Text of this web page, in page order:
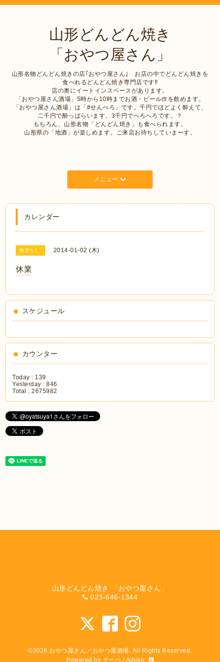
山形どんどん焼き
「おやつ屋さん」
山形名物どんどん焼きの店｢おやつ屋さん｣ お店の中でどんどん焼きを
食べれるどんどん焼き専門店です‼︎
店の奥にイートインスペースがあります。
「おやつ屋さん酒場」5時から10時までお酒・ビール🍺を飲めます。
「おやつ屋さん酒場」は「#せんべろ」です。千円でほどよく酔えて、
二千円で酔っぱらいます。3千円でへろへろです。？
もちろん、山形名物「どんどん焼き」も食べられます。
山形県の「地酒」が楽しめます。ご来店お待ちしていまーす。
メニュー
カレンダー
指定なし 2014-01-02 (木)
休業
スケジュール
カウンター
Today : 139
Yesterday :846
Total :2675982
山形どんどん焼き 「おやつ屋さん」
023-646-1344
©2026 おやつ屋さん／おやつ屋酒場. All Rights Reserved.
Powered by グーペ / Admin